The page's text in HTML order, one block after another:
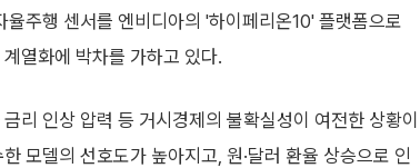
주행 센서를 엔비디아의 '하이페리온10' 플랫폼으로
열화에 박차를 가하고 있다.
리 인상 압력 등 거시경제의 불확실성이 여전한 상황이
모델의 선호도가 높아지고, 원·달러 환율 상승으로 인